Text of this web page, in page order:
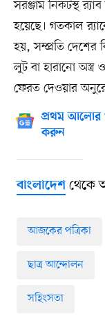
সরঞ্জাম নিকটস্থ
হয়েছে। গতকাল
হয়, সম্প্রতি দেশের
লুট বা হারানো অস্ত্র
ফেরত দেওয়ার
প্রথম আলোর
করুন
বাংলাদেশথেকে
আজকের পত্রিকা
ছাত্র আন্দোলন
সহিংসতা